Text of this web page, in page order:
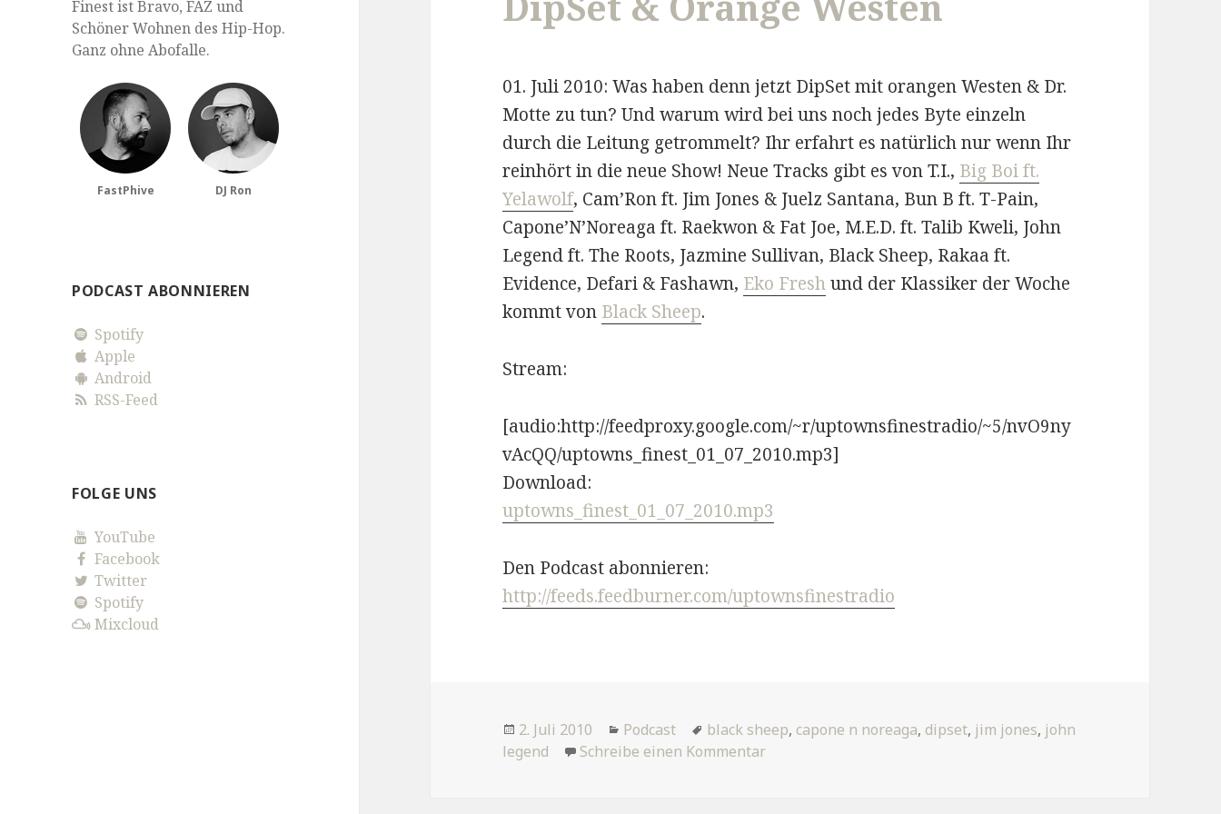
Finest ist Bravo, FAZ und
Schöner Wohnen des Hip-Hop.
Ganz ohne Abofalle.
FastPhive DJ Ron
PODCAST ABONNIEREN
Spotify
Apple
Android
RSS-Feed
FOLGE UNS
YouTube
Facebook
Twitter
Spotify
Mixcloud
01. Juli 2010: Was haben denn jetzt DipSet mit orangen Westen & Dr.
Motte zu tun? Und warum wird bei uns noch jedes Byte einzeln
durch die Leitung getrommelt? Ihr erfahrt es natürlich nur wenn Ihr
reinhört in die neue Show! Neue Tracks gibt es von T.I., Big Boi ft.
Yelawolf, Cam’Ron ft. Jim Jones & Juelz Santana, Bun B ft. T-Pain,
Capone’N’Noreaga ft. Raekwon & Fat Joe, M.E.D. ft. Talib Kweli, John
Legend ft. The Roots, Jazmine Sullivan, Black Sheep, Rakaa ft.
Evidence, Defari & Fashawn, Eko Freshund der Klassiker der Woche
kommt von Black Sheep.
Stream:
[audio:http://feedproxy.google.com/~r/uptownsfinestradio/~5/nvO9ny
vAcQQ/uptowns_finest_01_07_2010.mp3]
Download:
uptowns_finest_01_07_2010.mp3
Den Podcast abonnieren:
http://feeds.feedburner.com/uptownsfinestradio
Veröffentlicht
am
2. Juli 2010 Kategorien
Podcast Tags
black sheep, capone n noreaga, dipset, jim jones, john
legend
Schreibe einen Kommentarzu DipSet & Orange Westen